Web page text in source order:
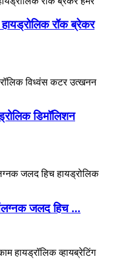
रॉक ब्रेकर
डिमॉलिशन
जलद हिच ...